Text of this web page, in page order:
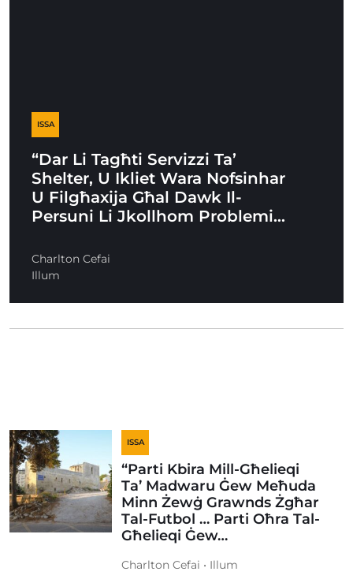
ISSA
“Dar Li Tagħti Servizzi Ta’
Shelter, U Ikliet Wara Nofsinhar
U Filgħaxija Għal Dawk Il-
Persuni Li Jkollhom Problemi…
Charlton Cefai
Illum
ISSA
“Parti Kbira Mill-Għelieqi
Ta’ Madwaru Ġew Meħuda
Minn Żewġ Grawnds Żgħar
Tal-Futbol … Parti Oħra Tal-
Għelieqi Ġew…
Charlton Cefai • Illum